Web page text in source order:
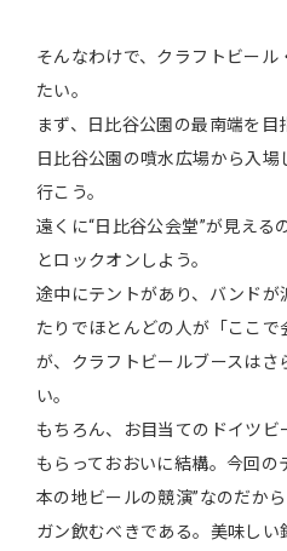
そんなわけで、クラフトビール
たい。
まず、日比谷公園の最南端を目
日比谷公園の噴水広場から入
行こう。
遠くに“日比谷公会堂”が見える
とロックオンしよう。
途中にテントがあり、バンドが
たりでほとんどの人が「ここで
が、クラフトビールブースはさ
い。
もちろん、お目当てのドイツビ
もらっておおいに結構。今回の
本の地ビールの競演”なのだか
ガン飲むべきである。美味しい